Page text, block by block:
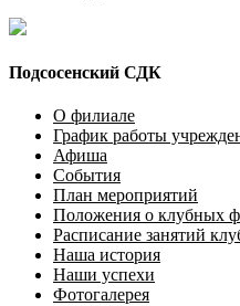
Подсосенский СДК
О филиале
График работы
Афиша
События
План мероприятий
Положения о клубных
Расписание занятий
Наша история
Наши успехи
Фотогалерея